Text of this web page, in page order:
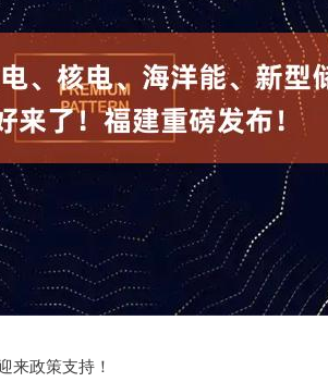
政策支持！